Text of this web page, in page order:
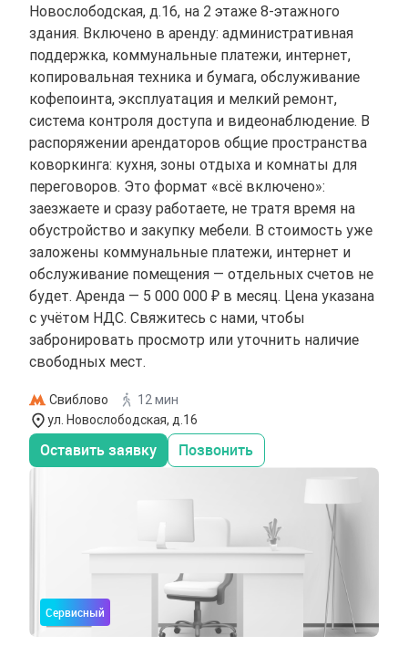
Новослободская, д.16, на 2 этаже 8-этажного
здания. Включено в аренду: административная
поддержка, коммунальные платежи, интернет,
копировальная техника и бумага, обслуживание
кофепоинта, эксплуатация и мелкий ремонт,
система контроля доступа и видеонаблюдение. В
распоряжении арендаторов общие пространства
коворкинга: кухня, зоны отдыха и комнаты для
переговоров. Это формат «всё включено»:
заезжаете и сразу работаете, не тратя время на
обустройство и закупку мебели. В стоимость уже
заложены коммунальные платежи, интернет и
обслуживание помещения — отдельных счетов не
будет. Аренда — 5 000 000 ₽ в месяц. Цена указана
с учётом НДС. Свяжитесь с нами, чтобы
забронировать просмотр или уточнить наличие
свободных мест.
Свиблово
12 мин
ул. Новослободская, д.16
Оставить заявку Позвонить
Сервисный